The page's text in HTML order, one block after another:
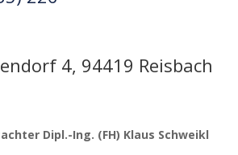
4, 94419 Reisbach
Dipl.-Ing. (FH) Klaus Schweikl